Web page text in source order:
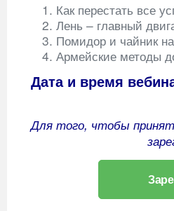
Как перестать все
Лень – главный
Помидор и чайник
Армейские методы
Дата и время
Для того, чтобы